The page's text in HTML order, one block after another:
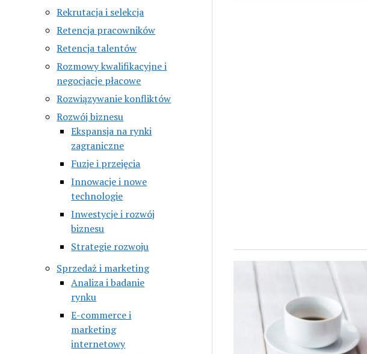
Rekrutacja i selekcja
Retencja pracowników
Retencja talentów
Rozmowy kwalifikacyjne i
negocjacje płacowe
Rozwiązywanie konfliktów
Rozwój biznesu
Ekspansja na rynki
zagraniczne
Fuzje i przejęcia
Innowacje i nowe
technologie
Inwestycje i rozwój
biznesu
Strategie rozwoju
Sprzedaż i marketing
Analiza i badanie
rynku
E-commerce i
marketing
internetowy